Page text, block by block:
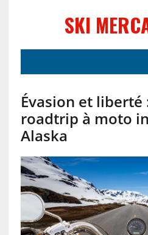
SKI
Évasion et liberté
roadtrip à moto
Alaska